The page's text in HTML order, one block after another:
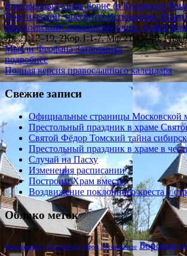
Благоверный князь Борис (в Крещении
Понгильский, пресвитерИсповедник
МогилевскийСвященномученик Алфей
Лк.21:12–19, 2Кор.1:1-7, Мф.21:43–46,
Мысли Феофана Затворника
подробнее
Полная версия православного календаря
Свежие записи
Официальные страницы Московской
Престольный праздник в храме
Святой Фёдор Томский тайна
Престольный праздник в храме в
Случай на Пасху
Изменения расписании
Построим Храм вместе
Воздвижение поклонного креста у
Облако меток
#короновирус 45 бригада Афон Богоявление Борозда